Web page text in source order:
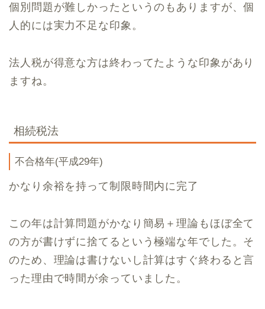
個別問題が難しかったというのもありますが、個
人的には実力不足な印象。
法人税が得意な方は終わってたような印象があり
ますね。
相続税法
不合格年(平成29年)
かなり余裕を持って制限時間内に完了
この年は計算問題がかなり簡易＋理論もほぼ全て
の方が書けずに捨てるという極端な年でした。そ
のため、理論は書けないし計算はすぐ終わると言
った理由で時間が余っていました。